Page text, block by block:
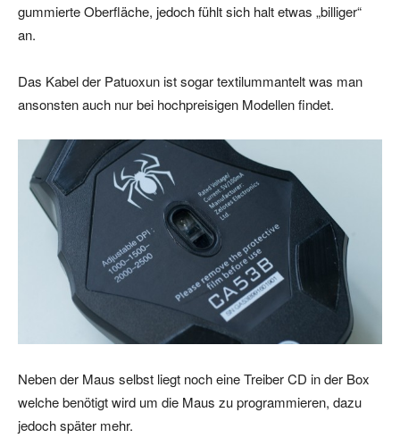
gummierte Oberfläche, jedoch fühlt sich halt etwas „billiger“
an.
Das Kabel der Patuoxun ist sogar textilummantelt was man
ansonsten auch nur bei hochpreisigen Modellen findet.
Neben der Maus selbst liegt noch eine Treiber CD in der Box
welche benötigt wird um die Maus zu programmieren, dazu
jedoch später mehr.